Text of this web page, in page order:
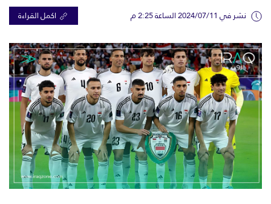
نشر في 2024/07/11 الساعة 2:25 م اكمل القراءة